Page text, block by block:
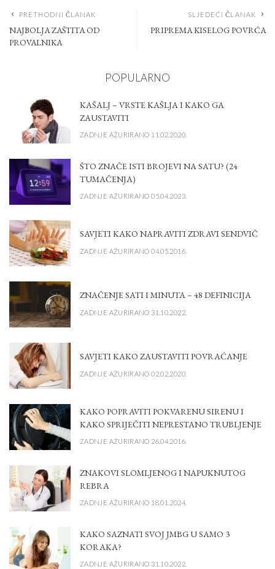
PRETHODNI ČLANAK
NAJBOLJA ZAŠTITA OD
PROVALNIKA
SLJEDEĆI ČLANAK
PRIPREMA KISELOG POVRĆA
POPULARNO
KAŠALJ – VRSTE KAŠLJA I KAKO GA
ZAUSTAVITI
ZADNJE AŽURIRANO 11.02.2020.
ŠTO ZNAČE ISTI BROJEVI NA SATU? (24
TUMAČENJA)
ZADNJE AŽURIRANO 05.04.2023.
SAVJETI KAKO NAPRAVITI ZDRAVI SENDVIČ
ZADNJE AŽURIRANO 04.05.2016.
ZNAČENJE SATI I MINUTA – 48 DEFINICIJA
ZADNJE AŽURIRANO 31.10.2022.
SAVJETI KAKO ZAUSTAVITI POVRAĆANJE
ZADNJE AŽURIRANO 02.02.2020.
KAKO POPRAVITI POKVARENU SIRENU I
KAKO SPRIJEČITI NEPRESTANO TRUBLJENJE
ZADNJE AŽURIRANO 26.04.2016.
ZNAKOVI SLOMLJENOG I NAPUKNUTOG
REBRA
ZADNJE AŽURIRANO 18.01.2024.
KAKO SAZNATI SVOJ JMBG U SAMO 3
KORAKA?
ZADNJE AŽURIRANO 31.10.2022.